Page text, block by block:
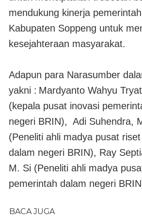
mendukung kinerja
Kabupaten Soppeng untuk
kesejahteraan masyarakat.
Adapun para Narasumber
yakni : Mardyanto Wahyu
(kepala pusat inovasi
negeri BRIN), Adi Suhendra,
(Peneliti ahli madya pusat
dalam negeri BRIN), Ray
M. Si (Peneliti ahli madya
pemerintah dalam negeri
BACA JUGA